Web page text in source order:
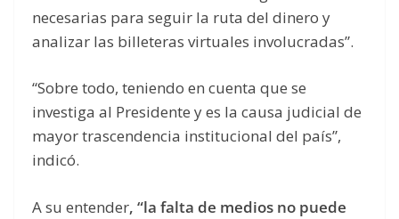
necesarias para seguir la ruta del dinero y
analizar las billeteras virtuales involucradas”.
“Sobre todo, teniendo en cuenta que se
investiga al Presidente y es la causa judicial de
mayor trascendencia institucional del país”,
indicó.
A su entender, “la falta de medios no puede